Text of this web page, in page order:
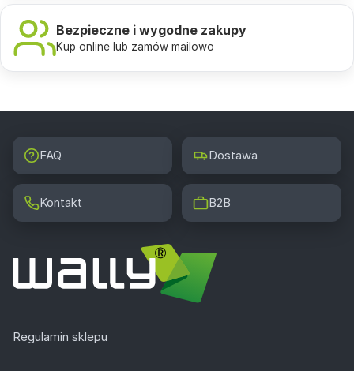
Bezpieczne i wygodne zakupy
Kup online lub zamów mailowo
FAQ Dostawa
Kontakt B2B
Regulamin sklepu